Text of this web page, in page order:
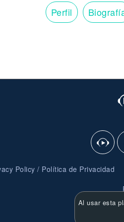
Perfil
Policy / Política de Privacidad
© 2026
Al usar esta